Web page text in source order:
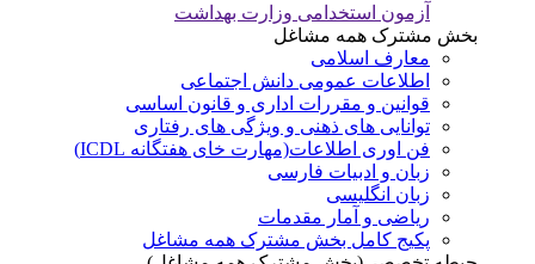
آزمون استخدامی وزارت بهداشت
بخش مشترک همه مشاغل
معارف اسلامی
اطلاعات عمومی دانش اجتماعی
قوانین و مقررات اداری و قانون اساسی
توانایی های ذهنی و ویژگی های رفتاری
فن اوری اطلاعات(مهارت خای هفتگانه ICDL)
زبان و ادبیات فارسی
زبان انگلیسی
ریاضی و آمار مقدمات
پکیج کامل بخش مشترک همه مشاغل